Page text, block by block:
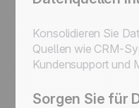
Konsolidieren Sie
Quellen wie CRM-
Kundensupport und
Sorgen Sie für